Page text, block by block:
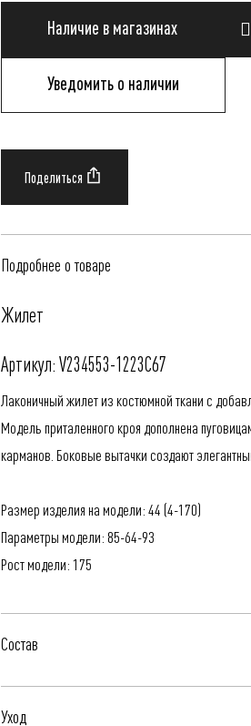
Наличие в магазинах
Уведомить о наличии
Подробнее о товаре
Жилет
Артикул: V234553-1223C67
Лаконичный жилет из костюмной ткани с
Модель приталенного кроя дополнена
карманов. Боковые вытачки создают
Размер изделия на модели: 44 (4-170)
Параметры модели: 85-64-93
Рост модели: 175
Состав
67% Пэ-керамика, 29% Вискоза, 4% Эластан
Уход